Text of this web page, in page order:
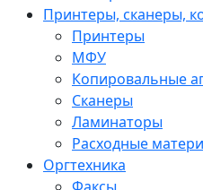
Принтеры, сканеры,
Принтеры
МФУ
Копировальные
Сканеры
Ламинаторы
Расходные
Оргтехника